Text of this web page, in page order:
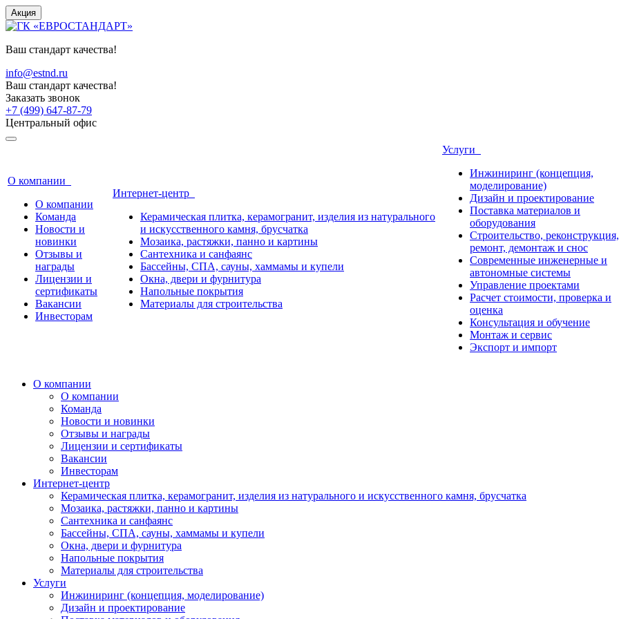
Акция
Ваш стандарт качества!
info@estnd.ru
Ваш стандарт качества!
Заказать звонок
+7 (499) 647-87-79
Центральный офис
О компании
О компании
Команда
Новости и
новинки
Отзывы и
награды
Лицензии и
сертификаты
Вакансии
Инвесторам
Интернет-центр
Керамическая плитка, керамогранит, изделия из натурального
и искусственного камня, брусчатка
Мозаика, растяжки, панно и картины
Сантехника и санфаянс
Бассейны, СПА, сауны, хаммамы и купели
Окна, двери и фурнитура
Напольные покрытия
Материалы для строительства
Услуги
Инжиниринг (концепция,
моделирование)
Дизайн и проектирование
Поставка материалов и
оборудования
Строительство, реконструкция,
ремонт, демонтаж и снос
Современные инженерные и
автономные системы
Управление проектами
Расчет стоимости, проверка и
оценка
Консультация и обучение
Монтаж и сервис
Экспорт и импорт
О компании
О компании
Команда
Новости и новинки
Отзывы и награды
Лицензии и сертификаты
Вакансии
Инвесторам
Интернет-центр
Керамическая плитка, керамогранит, изделия из натурального и искусственного камня, брусчатка
Мозаика, растяжки, панно и картины
Сантехника и санфаянс
Бассейны, СПА, сауны, хаммамы и купели
Окна, двери и фурнитура
Напольные покрытия
Материалы для строительства
Услуги
Инжиниринг (концепция, моделирование)
Дизайн и проектирование